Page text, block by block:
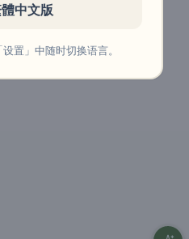
中文版
置」中随时切换语言。